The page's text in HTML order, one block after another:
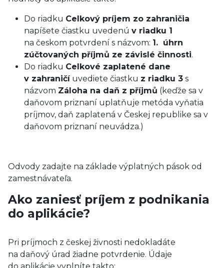
Do riadku Celkový príjem zo zahraničia
napíšete čiastku uvedenú v riadku 1
na českom potvrdení s názvom: 1. úhrn
zúčtovaných příjmů ze závislé činnosti.
Do riadku Celkové zaplatené dane
v zahraničíuvediete čiastku z riadku 3 s
názvom Záloha na daň z příjmů (keďže sa v
daňovom priznaní uplatňuje metóda vyňatia
príjmov, daň zaplatená v Českej republike sa v
daňovom priznaní neuvádza.)
Odvody zadajte na základe výplatných pások od
zamestnávateľa.
Ako zaniesť príjem z podnikania
do aplikácie?
Pri príjmoch z českej živnosti nedokladáte
na daňový úrad žiadne potvrdenie. Údaje